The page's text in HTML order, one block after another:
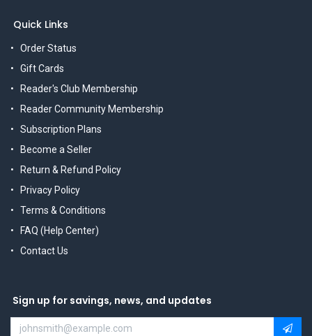
Quick Links
Order Status
Gift Cards
Reader's Club Membership
Reader Community Membership
Subscription Plans
Become a Seller
Return & Refund Policy
Privacy Policy
Terms & Conditions
FAQ (Help Center)
Contact Us
Sign up for savings, news, and updates